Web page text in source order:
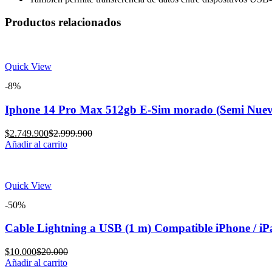
Productos relacionados
Quick View
-8%
Iphone 14 Pro Max 512gb E-Sim morado (Semi
$2.749.900Current
price
$2.999.900Original
Añadir al carrito
Quick View
-50%
Cable Lightning a USB (1 m) Compatible iPhone /
$10.000Current
price
$20.000Original
Añadir al carrito